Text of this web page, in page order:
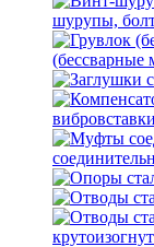
шурупы,
(бессварные
вибровставки